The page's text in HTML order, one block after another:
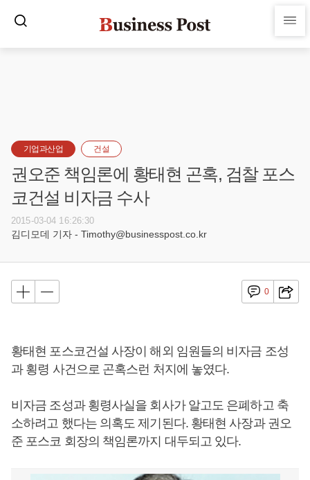
기업과산업 건설
권오준 책임론에 황태현 곤혹, 검찰 포스
코건설 비자금 수사
2015-03-04 16:26:30
김디모데 기자 - Timothy@businesspost.co.kr
0
황태현 포스코건설 사장이 해외 임원들의 비자금 조성
과 횡령 사건으로 곤혹스런 처지에 놓였다.
비자금 조성과 횡령사실을 회사가 알고도 은폐하고 축
소하려고 했다는 의혹도 제기된다. 황태현 사장과 권오
준 포스코 회장의 책임론까지 대두되고 있다.